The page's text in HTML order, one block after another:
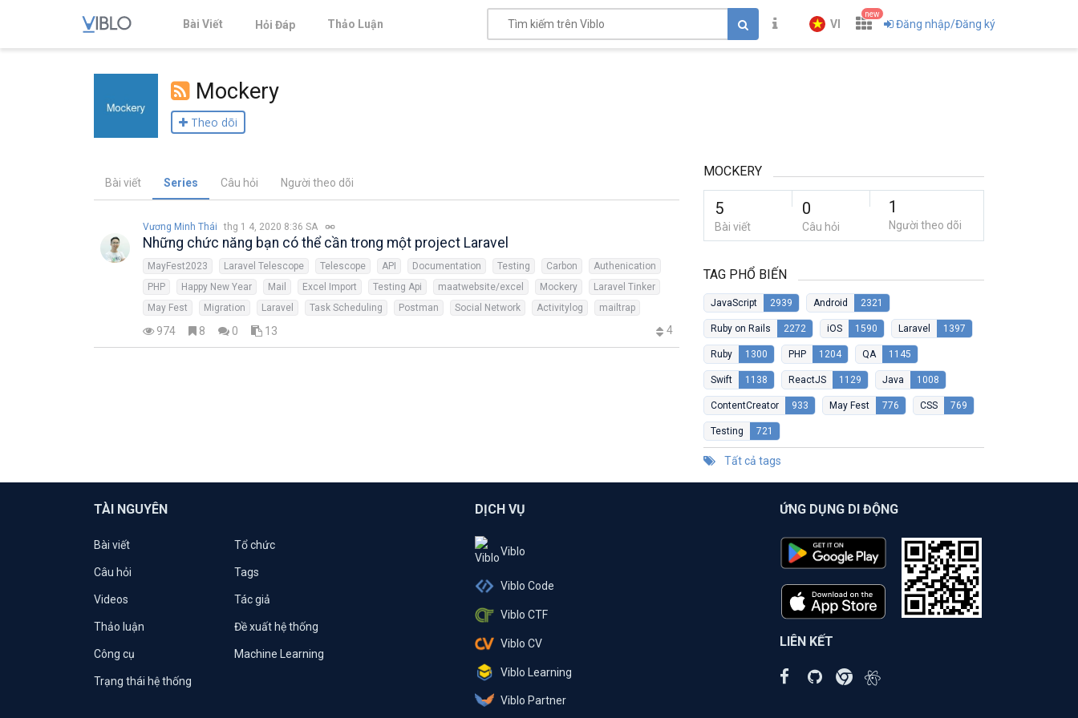
Bài Viết Hỏi Đáp Thảo Luận VI
new
Đăng nhập/Đăng ký
Mockery
Theo dõi
Bài viết Series Câu hỏi Người theo dõi
Vương Minh Thái thg 1 4, 2020 8:36 SA
Những chức năng bạn có thể cần trong một project Laravel
MayFest2023 Laravel Telescope Telescope API Documentation Testing Carbon
Authenication
PHP
Happy New Year Mail Excel Import Testing Api maatwebsite/excel Mockery
Laravel Tinker
May Fest
Migration Laravel Task Scheduling Postman Social Network Activitylog mailtrap
974 8 0 13 4
MOCKERY
5
Bài viết
0
Câu hỏi
1
Người theo dõi
TAG PHỔ BIẾN
JavaScript 2939 Android 2321
Ruby on Rails 2272 iOS 1590 Laravel 1397
Ruby 1300 PHP 1204 QA 1145
Swift 1138 ReactJS 1129 Java 1008
ContentCreator 933 May Fest 776 CSS 769
Testing 721
Tất cả tags
TÀI NGUYÊN
Bài viết Tổ chức
Câu hỏi Tags
Videos Tác giả
Thảo luận Đề xuất hệ thống
Công cụ Machine Learning
Trạng thái hệ thống
DỊCH VỤ
Viblo
Viblo Code
Viblo CTF
Viblo CV
Viblo Learning
Viblo Partner
ỨNG DỤNG DI ĐỘNG
LIÊN KẾT